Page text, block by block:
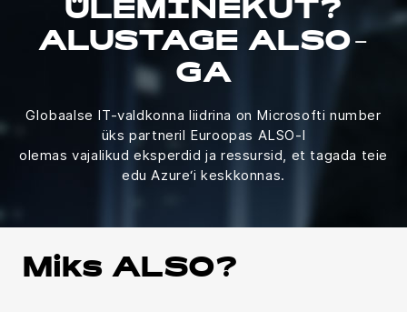
ÜLEMINEKUT?
ALUSTAGE ALSO-
GA
Globaalse IT-valdkonna liidrina on Microsofti number
üks partneril Euroopas ALSO-l
olemas vajalikud eksperdid ja ressursid, et tagada teie
edu Azure‘i keskkonnas.
Miks ALSO?